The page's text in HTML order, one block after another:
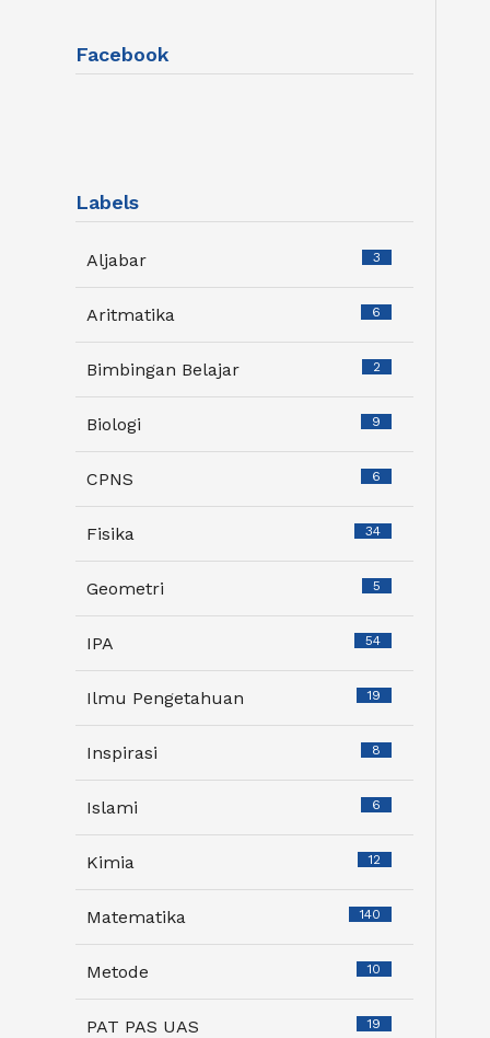
Facebook
Labels
Aljabar 3
Aritmatika 6
Bimbingan Belajar 2
Biologi 9
CPNS 6
Fisika 34
Geometri 5
IPA 54
Ilmu Pengetahuan 19
Inspirasi 8
Islami 6
Kimia 12
Matematika 140
Metode 10
PAT PAS UAS 19